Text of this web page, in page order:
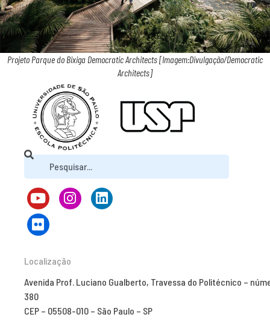
Projeto Parque do Bixiga Democratic Architects [Imagem:Divulgação/Democratic
Architects]
Localização
Avenida Prof. Luciano Gualberto, Travessa do Politécnico –
380
CEP – 05508-010 – São Paulo – SP